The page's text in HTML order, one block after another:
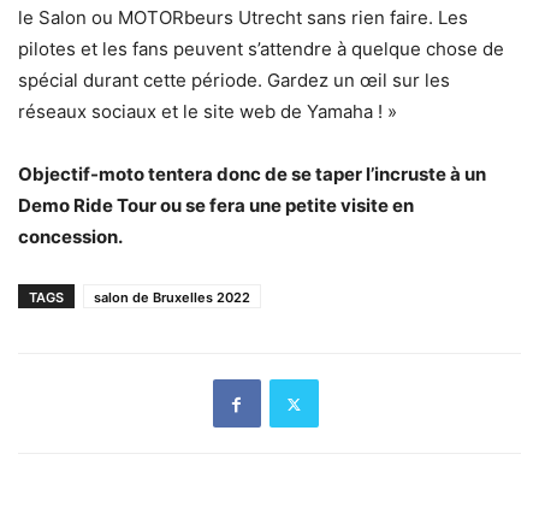
le Salon ou MOTORbeurs Utrecht sans rien faire. Les
pilotes et les fans peuvent s’attendre à quelque chose de
spécial durant cette période. Gardez un œil sur les
réseaux sociaux et le site web de Yamaha ! »
Objectif-moto tentera donc de se taper l’incruste à un
Demo Ride Tour ou se fera une petite visite en
concession.
TAGS salon de Bruxelles 2022